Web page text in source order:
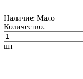
Наличие: Мало
Количество:
шт